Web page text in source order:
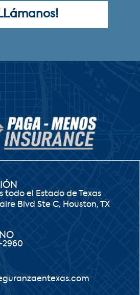
todo el Estado de Texas
Blvd Ste C, Houston, TX
2960